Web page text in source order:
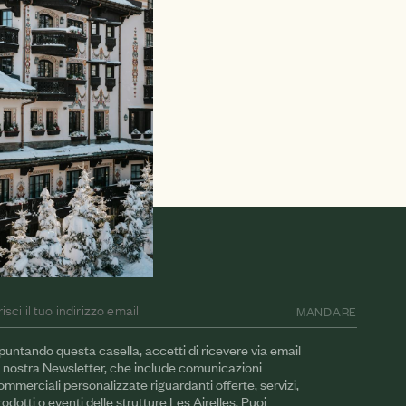
MANDARE
questa casella, accetti di ricevere via email
nostra Newsletter, che include comunicazioni
personalizzate riguardanti offerte, servizi,
o eventi delle strutture Les Airelles. Puoi